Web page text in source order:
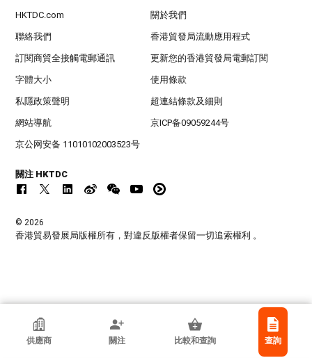
香港貿發局參展商
香港檢測和認證局
供應商 關注 比較和查詢 查詢
HKTDC.com 關於我們
聯絡我們 香港貿發局流動應用程式
訂閱商貿全接觸電郵通訊 更新您的香港貿發局電郵訂閱
字體大小 使用條款
私隱政策聲明 超連結條款及細則
網站導航 京ICP备09059244号
京公网安备 11010102003523号
關注 HKTDC
© 2026
香港貿易發展局版權所有，對違反版權者保留一切追索權利 。